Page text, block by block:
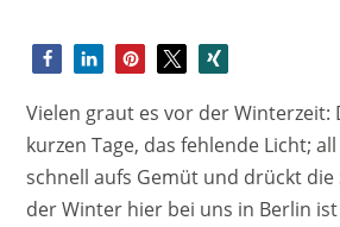
Vielen graut es vor der Winterzeit:
kurzen Tage, das fehlende Licht;
schnell aufs Gemüt und drückt die
der Winter hier bei uns in Berlin ist